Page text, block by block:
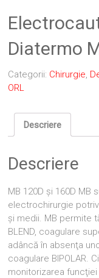
Diatermo
Categorii: Chirurgie,
ORL
Descriere
Descriere
MB 120D şi 160D MB
electrochirurgie
şi medii. MB permite
BLEND, coagulare
adâncă în absenţa
coagulare BIPOLAR.
monitorizarea